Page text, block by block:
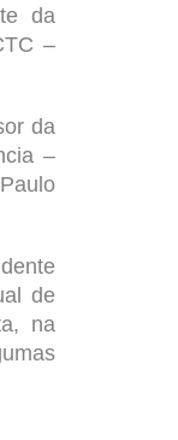
da
–
da
–
de
na